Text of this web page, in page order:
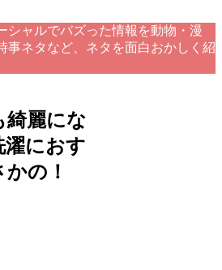
シャルでバズった情報を動物・漫
事ネタなど、ネタを面白おかしく紹
綺麗にな
濯におす
の！